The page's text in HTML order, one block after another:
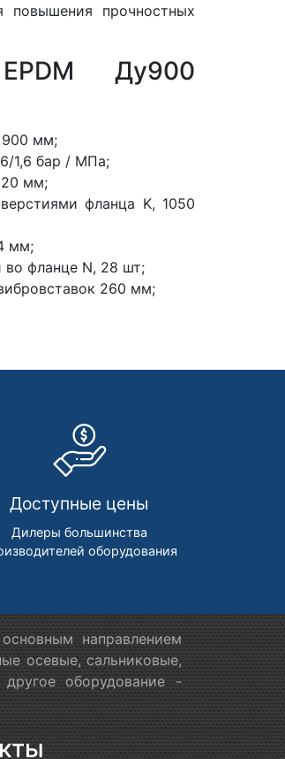
повышения прочностных
Ду900
900 мм;
1,6 бар / МПа;
мм;
фланца K, 1050
мм;
во фланце N, 28 шт;
260 мм;
Доступные цены
Дилеры большинства
оборудования
направлением
осевые, сальниковые,
оборудование -